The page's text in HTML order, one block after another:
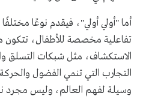
أما "أولي أولي"، فيقدم نوعًا
تفاعلية مخصصة للأطفال،
الاستكشاف، مثل شبكات التسلق
التجارب التي تنمي الفضول
وسيلة لفهم العالم، وليس مجرد